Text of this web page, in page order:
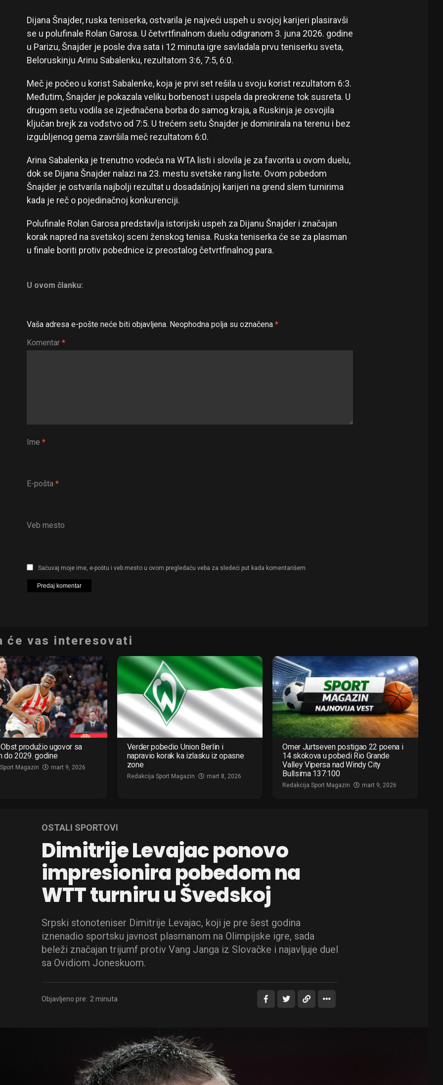
Dijana Šnajder, ruska teniserka, ostvarila je najveći uspeh u svojoj karijeri plasiravši
se u polufinale Rolan Garosa. U četvrtfinalnom duelu odigranom 3. juna 2026. godine
u Parizu, Šnajder je posle dva sata i 12 minuta igre savladala prvu teniserku sveta,
Beloruskinju Arinu Sabalenku, rezultatom 3:6, 7:5, 6:0.
Meč je počeo u korist Sabalenke, koja je prvi set rešila u svoju korist rezultatom 6:3.
Međutim, Šnajder je pokazala veliku borbenost i uspela da preokrene tok susreta. U
drugom setu vodila se izjednačena borba do samog kraja, a Ruskinja je osvojila
ključan brejk za vođstvo od 7:5. U trećem setu Šnajder je dominirala na terenu i bez
izgubljenog gema završila meč rezultatom 6:0.
Arina Sabalenka je trenutno vodeća na WTA listi i slovila je za favorita u ovom duelu,
dok se Dijana Šnajder nalazi na 23. mestu svetske rang liste. Ovom pobedom
Šnajder je ostvarila najbolji rezultat u dosadašnjoj karijeri na grend slem turnirima
kada je reč o pojedinačnoj konkurenciji.
Polufinale Rolan Garosa predstavlja istorijski uspeh za Dijanu Šnajder i značajan
korak napred na svetskoj sceni ženskog tenisa. Ruska teniserka će se za plasman
u finale boriti protiv pobednice iz preostalog četvrtfinalnog para.
U ovom članku:
Vaša adresa e-pošte neće biti objavljena. Neophodna polja su označena *
Komentar *
Ime *
E-pošta *
Veb mesto
Sačuvaj moje ime, e-poštu i veb mesto u ovom pregledaču veba za sledeći put kada komentarišem.
će vas interesovati
produžio ugovor sa
do 2029. godine
Magazin mart 9, 2026
Verder pobedio Union Berlin i
napravio korak ka izlasku iz opasne
zone
Redakcija Sport Magazin mart 8, 2026
Omer Jurtseven postigao 22 poena i
14 skokova u pobedi Rio Grande
Valley Vipersa nad Windy City
Bullsima 137:100
Redakcija Sport Magazin mart 9, 2026
OSTALI SPORTOVI
Dimitrije Levajac ponovo
impresionira pobedom na
WTT turniru u Švedskoj
Srpski stonoteniser Dimitrije Levajac, koji je pre šest godina
iznenadio sportsku javnost plasmanom na Olimpijske igre, sada
beleži značajan trijumf protiv Vang Janga iz Slovačke i najavljuje duel
sa Ovidiom Joneskuom.
Objavljeno pre: 2 minuta